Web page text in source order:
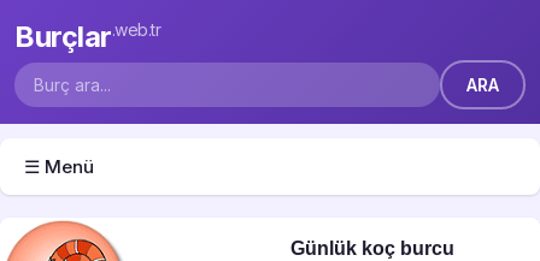
Burçlar.web.tr
☰ Menü
Günlük koç burcu